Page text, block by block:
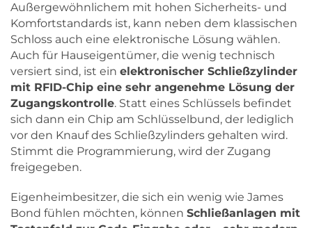
Außergewöhnlichem mit hohen Sicherheits- und
Komfortstandards ist, kann neben dem klassischen
Schloss auch eine elektronische Lösung wählen.
Auch für Hauseigentümer, die wenig technisch
versiert sind, ist ein elektronischer Schließzylinder
mit RFID-Chip eine sehr angenehme Lösung der
Zugangskontrolle. Statt eines Schlüssels befindet
sich dann ein Chip am Schlüsselbund, der lediglich
vor den Knauf des Schließzylinders gehalten wird.
Stimmt die Programmierung, wird der Zugang
freigegeben.
Eigenheimbesitzer, die sich ein wenig wie James
Bond fühlen möchten, können Schließanlagen mit